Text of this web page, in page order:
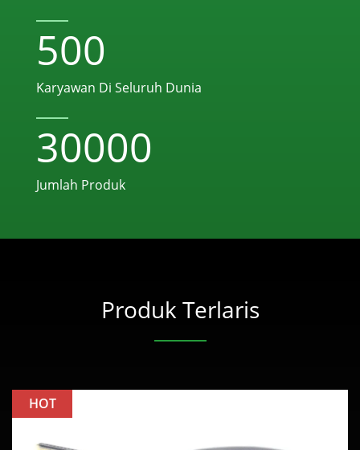
500
Karyawan Di Seluruh Dunia
30000
Jumlah Produk
Produk Terlaris
HOT